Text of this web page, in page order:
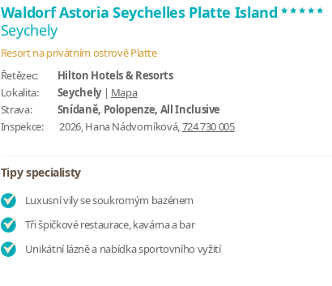
Waldorf Astoria Seychelles Platte Island*****
Seychely
Resort na privátním ostrově Platte
Řetězec:
Hilton Hotels & Resorts
Lokalita:
Seychely| Mapa
Strava:
Snídaně, Polopenze, All Inclusive
Inspekce:
2026, Hana Nádvorníková,724 730 005
Tipy specialisty
Luxusní vily se soukromým bazénem
Tři špičkové restaurace, kavárna a bar
Unikátní lázně a nabídka sportovního vyžití